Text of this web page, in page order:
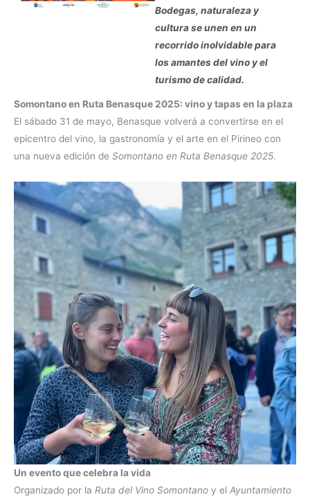
Bodegas, naturaleza y
cultura se unen en un
recorrido inolvidable para
los amantes del vino y el
turismo de calidad.
Somontano en Ruta Benasque 2025: vino y tapas en la plaza
El sábado 31 de mayo, Benasque volverá a convertirse en el
epicentro del vino, la gastronomía y el arte en el Pirineo con
una nueva edición de Somontano en Ruta Benasque 2025.
Un evento que celebra la vida
Organizado por la Ruta del Vino Somontano y el Ayuntamiento